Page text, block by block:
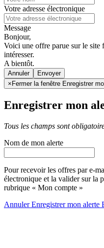
Votre adresse électronique
Message
Bonjour,
Voici une offre parue sur le site
intéresser.
A bientôt.
Annuler
× Fermer la fenêtre Enregistrer
Enregistrer mon
Tous les champs sont
Nom de mon alerte
Pour recevoir les offres par e-
électronique et la valider sur la
rubrique « Mon compte »
AnnulerEnregistrer mon alerte